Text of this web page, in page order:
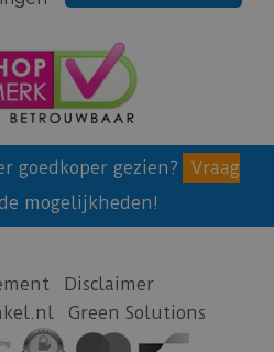
goedkoper gezien?
Vraag
mogelijkheden!
Disclaimer
Green Solutions